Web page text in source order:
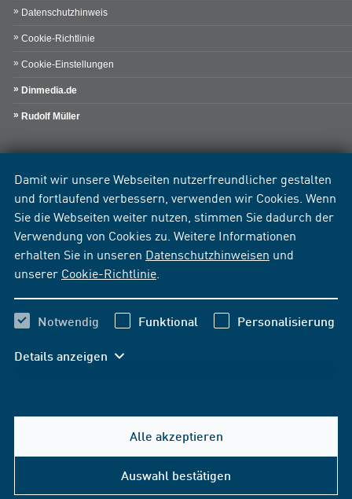
Damit wir unsere Webseiten nutzerfreundlicher gestalten
und fortlaufend verbessern, verwenden wir Cookies. Wenn
Sie die Webseiten weiter nutzen, stimmen Sie dadurch der
Verwendung von Cookies zu. Weitere Informationen
erhalten Sie in unseren Datenschutzhinweisen und
unserer Cookie-Richtlinie
Notwendig Funktional Personalisierung
Details anzeigen
Alle akzeptieren
Auswahl bestätigen
Datenschutzhinweis
Cookie-Richtlinie
Cookie-Einstellungen
Dinmedia.de
Rudolf Müller
Hilfe & Kontakt